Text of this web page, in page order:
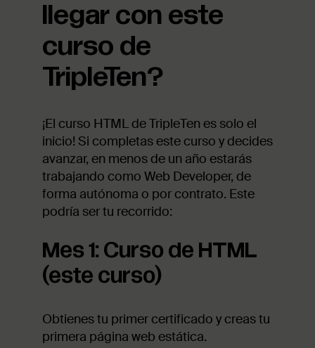
llegar con este
curso de
TripleTen?
¡El curso HTML de TripleTen es solo el
inicio! Si completas este curso y decides
avanzar, en menos de un año estarás
trabajando como Web Developer, de
forma autónoma o por contrato. Este
podría ser tu recorrido:
Mes 1: Curso de HTML
(este curso)
Obtienes tu primer certificado y creas tu
primera página web estática.